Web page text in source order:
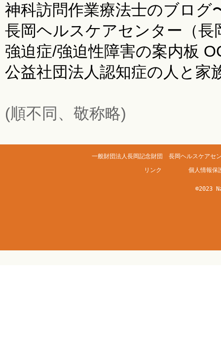
神科訪問作業療法士のブログ
長岡ヘルスケアセンター（
強迫症/強迫性障害の案内板
公益社団法人認知症の人と家
(順不同、敬称略)
一般財団法人長岡記念財団 長岡ヘルスケア
リンク
個人情報保
©2023